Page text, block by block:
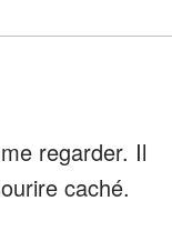
regarder. Il
caché.